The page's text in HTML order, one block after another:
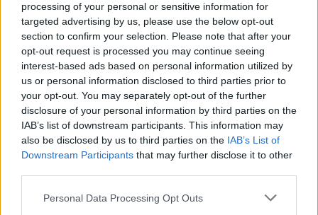
processing of your personal or sensitive information for
targeted advertising by us, please use the below opt-out
section to confirm your selection. Please note that after your
opt-out request is processed you may continue seeing
interest-based ads based on personal information utilized by
us or personal information disclosed to third parties prior to
your opt-out. You may separately opt-out of the further
disclosure of your personal information by third parties on the
IAB’s list of downstream participants. This information may
also be disclosed by us to third parties on the IAB’s List of
Downstream Participants that may further disclose it to other
Personal Data Processing Opt Outs
producenta
Lenovo
18001 Development Drive
Morrisville, NC 27560 USA
Telefon: +1 (855) 253-6686
https://lenovo.com
Lenovo Technology B.V. Sp. z
o.o.
info_pl@lenovo.com